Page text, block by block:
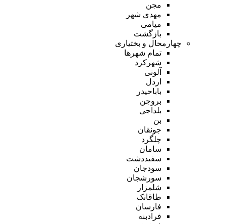
مجن
مهدی شهر
میامی
بازگشت
چهارمحال و بختیاری
تمام شهر‌ها
شهرکرد
آلونی
اردل
باباحیدر
بروجن
بلداجی
بن
جونقان
چلگرد
سامان
سفیددشت
سودجان
سورشجان
شلمزار
طاقانک
فارسان
فرادبنه